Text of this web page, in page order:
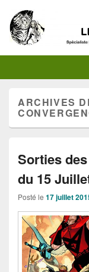
ARCHIVES
Sorties
du 15
Posté le 17 juillet